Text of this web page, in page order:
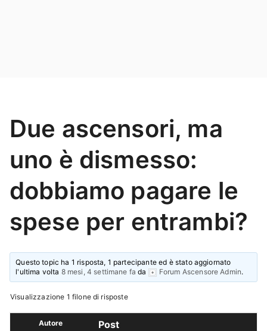
Due ascensori, ma
uno è dismesso:
dobbiamo pagare le
spese per entrambi?
Questo topic ha 1 risposta, 1 partecipante ed è stato aggiornato
l'ultima volta 8 mesi, 4 settimane fa da Forum Ascensore Admin.
Visualizzazione 1 filone di risposte
Autore Post